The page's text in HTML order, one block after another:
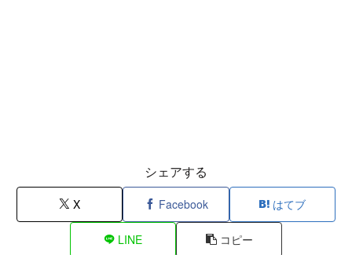
シェアする
X Facebook はてブ
LINE コピー